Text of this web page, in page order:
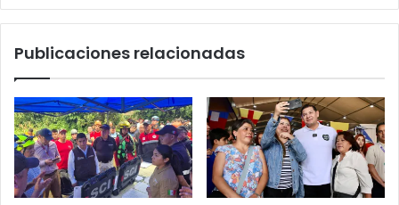
Publicaciones relacionadas